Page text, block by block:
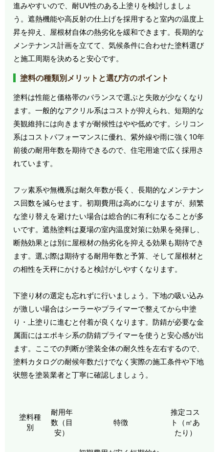
進みやすいので、耐UV性のある上塗りを検討しましょ
う。遮熱機能や高反射の仕上げを採用すると室内の温度上
昇を抑え、屋根材自体の熱劣化を緩和できます。長期的な
メンテナンス計画を立てて、気候条件に合わせた塗料選び
と施工周期を決めると安心です。
塗料の種類別メリットと選び方のポイント
塗料は性能と価格帯のバランスで選ぶと失敗が少なくなり
ます。一般的なアクリル系はコストが抑えられ、短期的な
美観維持には向きますが耐候性はやや低めです。シリコン
系はコストパフォーマンスに優れ、紫外線や雨に強く10年
前後の耐用年数を期待できるので、住宅用途で広く採用さ
れています。
フッ素系や無機系は耐久年数が長く、長期的なメンテナン
ス回数を減らせます。初期費用は高めになりますが、頻繁
な塗り替えを避けたい場合は総合的に有利になることが多
いです。遮熱塗料は夏場の室内温度対策に効果を発揮し、
断熱効果とは別に屋根材の熱劣化を抑える効果も期待でき
ます。選ぶ際は期待する耐用年数と予算、そして屋根材と
の相性を天秤にかけると検討がしやすくなります。
下塗り材の選定も忘れずに行いましょう。下地の吸い込み
が激しい場合はシーラーやプライマーで整えてから中塗
り・上塗りに進むと付着が良くなります。防錆が必要な金
属面にはエポキシ系の防錆プライマーを使うと安心感が出
ます。ここでの判断が塗装全体の耐久性を左右するので、
塗料カタログの耐候年数だけでなく実際の施工条件や下地
状態を塗装業者と丁寧に確認しましょう。
塗料種
別
耐用年
数（目
安）
特徴
推定コス
ト（㎡あ
たり）